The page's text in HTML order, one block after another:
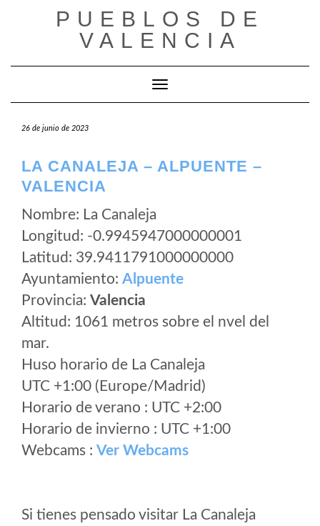
PUEBLOS DE
VALENCIA
Cambiar modo de navegación
26 de junio de 2023
LA CANALEJA – ALPUENTE –
VALENCIA
Nombre: La Canaleja
Longitud: -0.9945947000000001
Latitud: 39.9411791000000000
Ayuntamiento: Alpuente
Provincia: Valencia
Altitud: 1061 metros sobre el nvel del
mar.
Huso horario de La Canaleja
UTC +1:00 (Europe/Madrid)
Horario de verano : UTC +2:00
Horario de invierno : UTC +1:00
Webcams : Ver Webcams
Si tienes pensado visitar La Canaleja